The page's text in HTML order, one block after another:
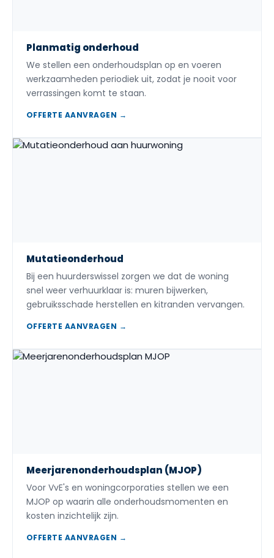
Planmatig onderhoud
We stellen een onderhoudsplan op en voeren
werkzaamheden periodiek uit, zodat je nooit voor
verrassingen komt te staan.
OFFERTE AANVRAGEN →
Mutatieonderhoud
Bij een huurderswissel zorgen we dat de woning
snel weer verhuurklaar is: muren bijwerken,
gebruiksschade herstellen en kitranden vervangen.
OFFERTE AANVRAGEN →
Meerjarenonderhoudsplan (MJOP)
Voor VvE's en woningcorporaties stellen we een
MJOP op waarin alle onderhoudsmomenten en
kosten inzichtelijk zijn.
OFFERTE AANVRAGEN →